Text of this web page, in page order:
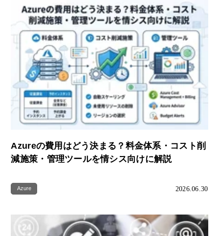
Azureの費用はどう決まる？料金体系・コスト削
減施策・管理ツールを情シス向けに解説
Azure 2026.06.30